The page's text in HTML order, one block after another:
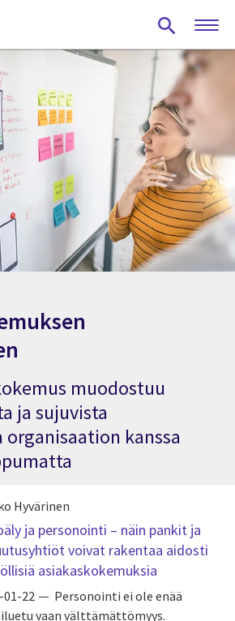
muodostuu
ja sujuvista
kanssa
Hyvärinen
ja personointi – näin pankit ja
voivat rakentaa aidosti
asiakaskokemuksia
01-22
Personointi ei ole enää
vaan välttämättömyys.